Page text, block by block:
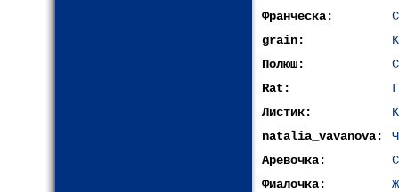
Франческа:
grain:
Полюш:
Rat:
Листик:
natalia_vavanova:
Аревочка:
Фиалочка: